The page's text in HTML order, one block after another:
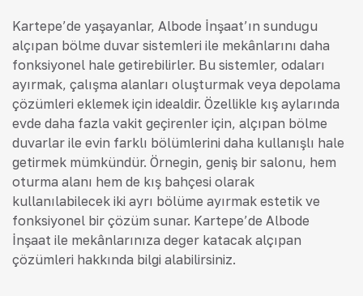
Kartepe’de yaşayanlar, Albode İnşaat’ın sunduğu
alçıpan bölme duvar sistemleri ile mekânlarını daha
fonksiyonel hale getirebilirler. Bu sistemler, odaları
ayırmak, çalışma alanları oluşturmak veya depolama
çözümleri eklemek için idealdir. Özellikle kış aylarında
evde daha fazla vakit geçirenler için, alçıpan bölme
duvarlar ile evin farklı bölümlerini daha kullanışlı hale
getirmek mümkündür. Örneğin, geniş bir salonu, hem
oturma alanı hem de kış bahçesi olarak
kullanılabilecek iki ayrı bölüme ayırmak estetik ve
fonksiyonel bir çözüm sunar. Kartepe’de Albode
İnşaat ile mekânlarınıza değer katacak alçıpan
çözümleri hakkında bilgi alabilirsiniz.